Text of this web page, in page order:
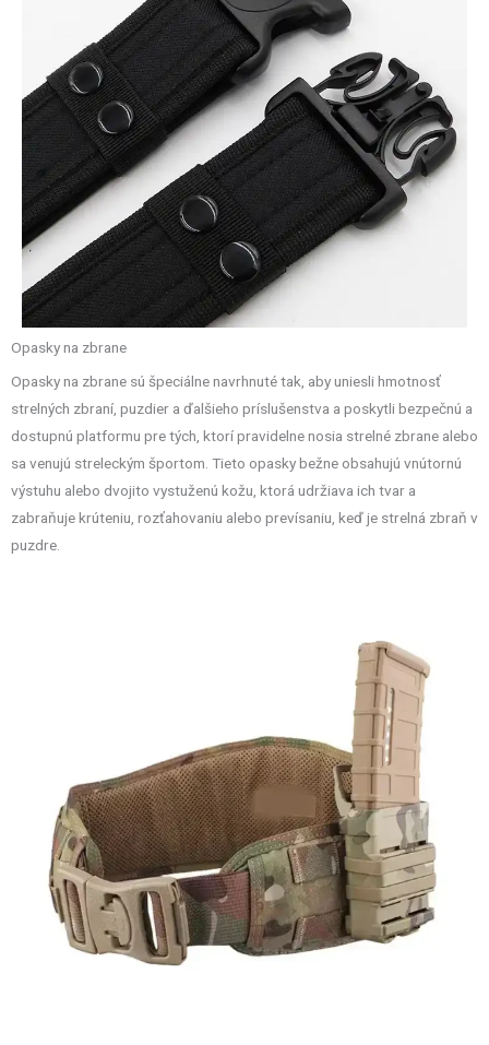
Opasky na zbrane
Opasky na zbrane sú špeciálne navrhnuté tak, aby uniesli hmotnosť
strelných zbraní, puzdier a ďalšieho príslušenstva a poskytli bezpečnú a
dostupnú platformu pre tých, ktorí pravidelne nosia strelné zbrane alebo
sa venujú streleckým športom. Tieto opasky bežne obsahujú vnútornú
výstuhu alebo dvojito vystuženú kožu, ktorá udržiava ich tvar a
zabraňuje krúteniu, rozťahovaniu alebo prevísaniu, keď je strelná zbraň v
puzdre.